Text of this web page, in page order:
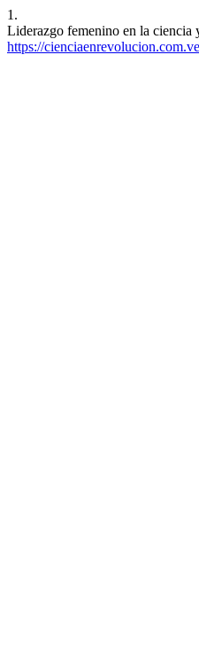
1.
Liderazgo femenino en la ciencia
https://